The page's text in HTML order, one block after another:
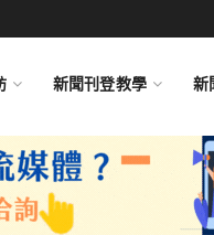
新聞刊登教學 新